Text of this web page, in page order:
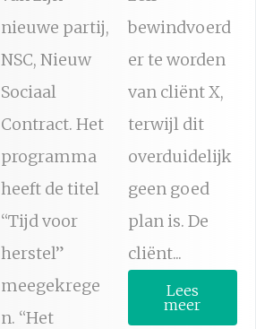
nieuwe partij,
NSC, Nieuw
Sociaal
Contract. Het
programma
heeft de titel
“Tijd voor
herstel”
meegekrege
n. “Het
bewindvoerd
er te worden
van cliënt X,
terwijl dit
overduidelijk
geen goed
plan is. De
cliënt...
Lees
meer